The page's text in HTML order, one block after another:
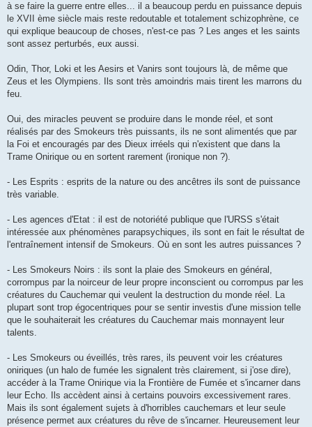
à se faire la guerre entre elles... il a beaucoup perdu en puissance depuis
le XVII ème siècle mais reste redoutable et totalement schizophrène, ce
qui explique beaucoup de choses, n'est-ce pas ? Les anges et les saints
sont assez perturbés, eux aussi.
Odin, Thor, Loki et les Aesirs et Vanirs sont toujours là, de même que
Zeus et les Olympiens. Ils sont très amoindris mais tirent les marrons du
feu.
Oui, des miracles peuvent se produire dans le monde réel, et sont
réalisés par des Smokeurs très puissants, ils ne sont alimentés que par
la Foi et encouragés par des Dieux irréels qui n'existent que dans la
Trame Onirique ou en sortent rarement (ironique non ?).
- Les Esprits : esprits de la nature ou des ancêtres ils sont de puissance
très variable.
- Les agences d'Etat : il est de notoriété publique que l'URSS s'était
intéressée aux phénomènes parapsychiques, ils sont en fait le résultat de
l'entraînement intensif de Smokeurs. Où en sont les autres puissances ?
- Les Smokeurs Noirs : ils sont la plaie des Smokeurs en général,
corrompus par la noirceur de leur propre inconscient ou corrompus par les
créatures du Cauchemar qui veulent la destruction du monde réel. La
plupart sont trop égocentriques pour se sentir investis d'une mission telle
que le souhaiterait les créatures du Cauchemar mais monnayent leur
talents.
- Les Smokeurs ou éveillés, très rares, ils peuvent voir les créatures
oniriques (un halo de fumée les signalent très clairement, si j'ose dire),
accéder à la Trame Onirique via la Frontière de Fumée et s'incarner dans
leur Echo. Ils accèdent ainsi à certains pouvoirs excessivement rares.
Mais ils sont également sujets à d'horribles cauchemars et leur seule
présence permet aux créatures du rêve de s'incarner. Heureusement leur